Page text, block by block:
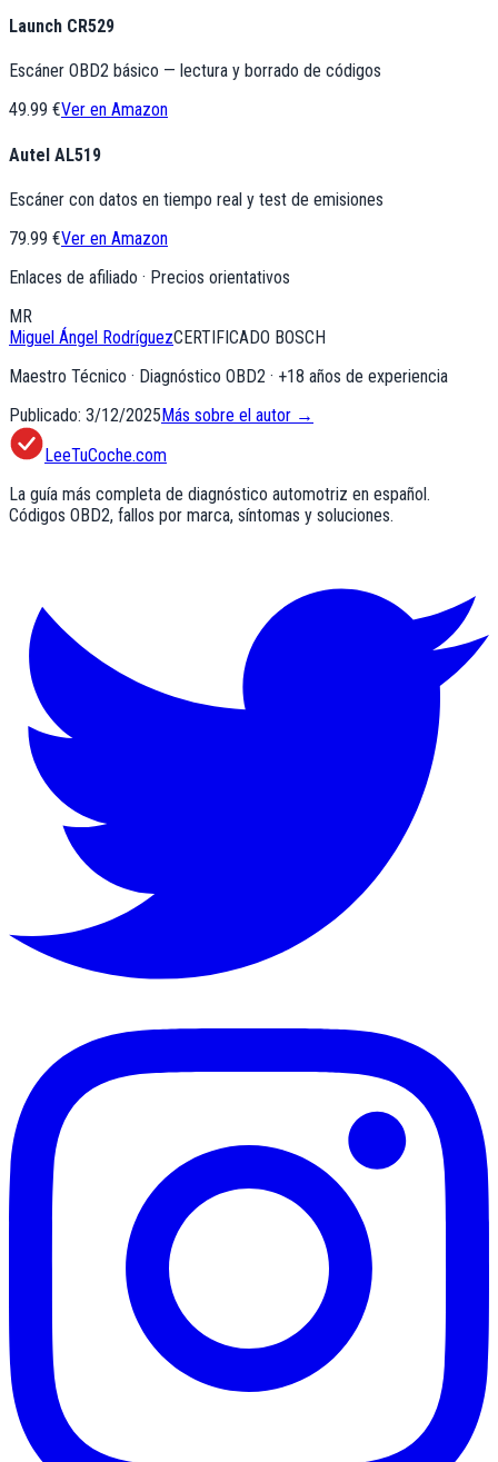
Launch CR529
Escáner OBD2 básico — lectura y borrado de códigos
49.99 €Ver en Amazon
Autel AL519
Escáner con datos en tiempo real y test de emisiones
79.99 €Ver en Amazon
Enlaces de afiliado · Precios orientativos
MR
Miguel Ángel RodríguezCERTIFICADO BOSCH
Maestro Técnico · Diagnóstico OBD2 · +18 años de experiencia
Publicado: 3/12/2025Más sobre el autor →
LeeTuCoche.com
La guía más completa de diagnóstico automotriz en español.
Códigos OBD2, fallos por marca, síntomas y soluciones.